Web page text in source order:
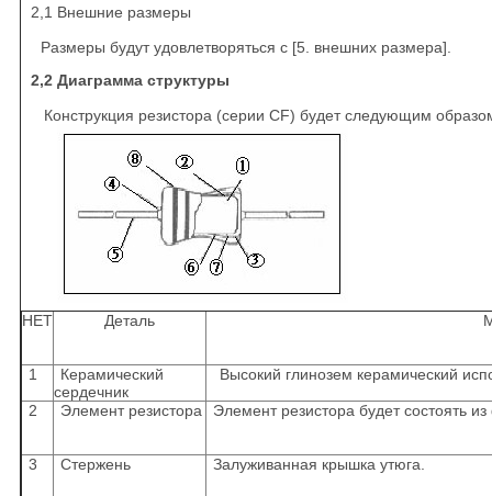
2,1 Внешние размеры
Размеры будут удовлетворяться с [5. внешних размера].
2,2 Диаграмма структуры
Конструкция резистора (серии CF) будет следующим
НЕТ Деталь
1
Керамический
сердечник
Высокий глинозем керамический
2 Элемент резистора Элемент резистора будет состоять
3 Стержень Залуживанная крышка утюга.